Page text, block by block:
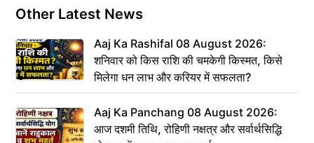
Other Latest News
Aaj Ka Rashifal 08 August 2026:
शनिवार को किस राशि की चमकेगी किस्मत, किसे
मिलेगा धन लाभ और करियर में सफलता?
Aaj Ka Panchang 08 August 2026:
आज दशमी तिथि, रोहिणी नक्षत्र और सर्वार्थसिद्धि